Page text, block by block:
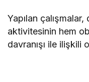
Yapılan
aktivitesinin hem
davranışı ile ilişkili